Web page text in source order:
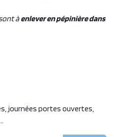
àenlever en pépinière dans
journées portes ouvertes,